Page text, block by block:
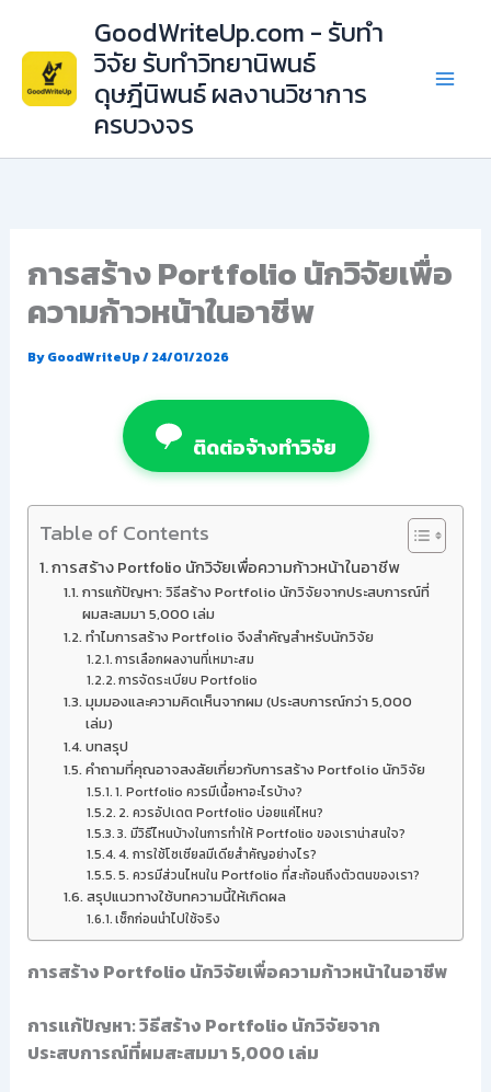
content
GoodWriteUp.com - รับทำ
วิจัย รับทำวิทยานิพนธ์
ดุษฎีนิพนธ์ ผลงานวิชาการ
ครบวงจร
การสร้าง Portfolio นักวิจัยเพื่อ
ความก้าวหน้าในอาชีพ
ByGoodWriteUp/24/01/2026
ติดต่อจ้างทำวิจัย
Table of Contents
การสร้าง Portfolio นักวิจัยเพื่อความก้าวหน้าในอาชีพ
การแก้ปัญหา: วิธีสร้าง Portfolio นักวิจัยจากประสบการณ์ที่
ผมสะสมมา 5,000 เล่ม
ทำไมการสร้าง Portfolio จึงสำคัญสำหรับนักวิจัย
การเลือกผลงานที่เหมาะสม
การจัดระเบียบ Portfolio
มุมมองและความคิดเห็นจากผม (ประสบการณ์กว่า 5,000
เล่ม)
บทสรุป
คำถามที่คุณอาจสงสัยเกี่ยวกับการสร้าง Portfolio นักวิจัย
1. Portfolio ควรมีเนื้อหาอะไรบ้าง?
2. ควรอัปเดต Portfolio บ่อยแค่ไหน?
3. มีวิธีไหนบ้างในการทำให้ Portfolio ของเราน่าสนใจ?
4. การใช้โซเชียลมีเดียสำคัญอย่างไร?
5. ควรมีส่วนไหนใน Portfolio ที่สะท้อนถึงตัวตนของเรา?
สรุปแนวทางใช้บทความนี้ให้เกิดผล
เช็กก่อนนำไปใช้จริง
การสร้าง Portfolio นักวิจัยเพื่อความก้าวหน้าในอาชีพ
การแก้ปัญหา: วิธีสร้าง Portfolio นักวิจัยจาก
ประสบการณ์ที่ผมสะสมมา 5,000 เล่ม